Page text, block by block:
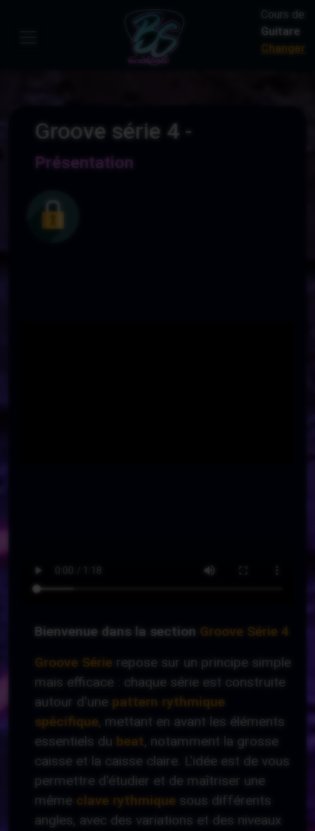
Cours de:
Guitare
Changer
Groove série 4 -
Présentation
Bienvenue dans la section Groove Série 4
Groove Série repose sur un principe simple
mais efficace : chaque série est construite
autour d'une pattern rythmique
spécifique, mettant en avant les éléments
essentiels du beat , notamment la grosse
caisse et la caisse claire. L'idée est de vous
permettre d'étudier et de maîtriser une
même clave rythmique sous différents
angles, avec des variations et des niveaux